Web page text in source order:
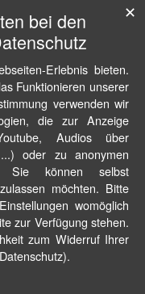
bei den
Erlebnis bieten.
Funktionieren unserer
verwenden wir
die zur Anzeige
Audios über
oder zu anonymen
Sie können selbst
möchten. Bitte
womöglich
zur Verfügung stehen.
zum Widerruf Ihrer
✕